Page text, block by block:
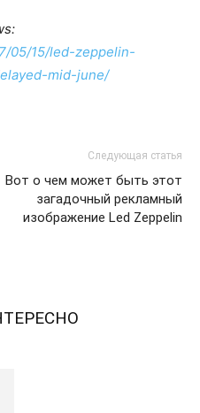
05/15/led-zeppelin-
mid-june/
Следующая статья
Вот о чем может быть этот
загадочный рекламный
изображение Led Zeppelin